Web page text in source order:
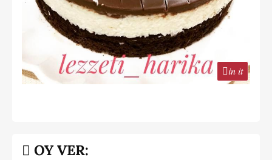
in it
OY VER: